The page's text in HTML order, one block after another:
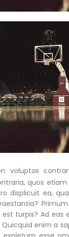
voluptas
quos etiam
displicuit ea,
turpis? Ad eas
enim a